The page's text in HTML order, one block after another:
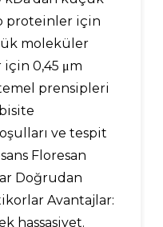
proteinler için
moleküler
için 0,45 μm
prensipleri
ve tespit
Floresan
Doğrudan
Avantajlar:
hassasiyet.